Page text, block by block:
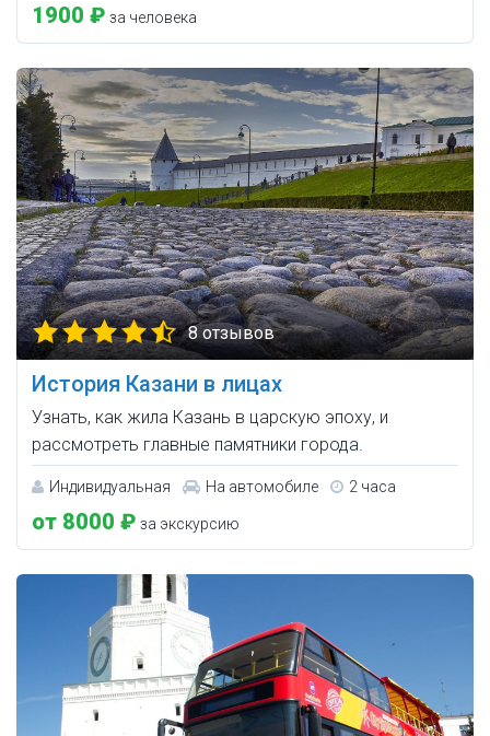
1900 ₽ за человека
8 отзывов
История Казани в лицах
Узнать, как жила Казань в царскую эпоху, и
рассмотреть главные памятники города.
Индивидуальная На автомобиле 2 часа
от 8000 ₽ за экскурсию